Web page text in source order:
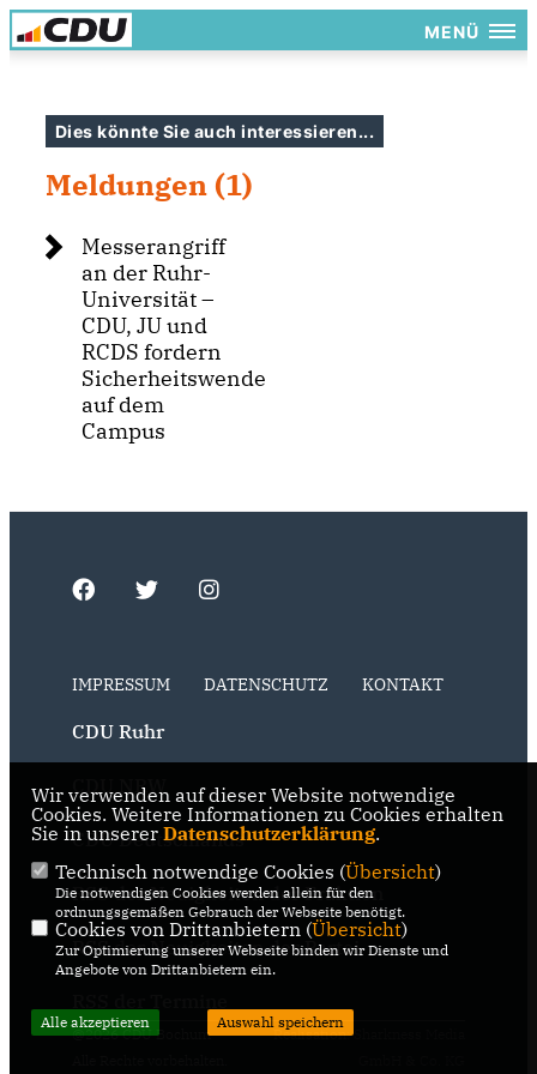
MENÜ
Dies könnte Sie auch interessieren...
Meldungen (1)
Messerangriff
an der Ruhr-
Universität –
CDU, JU und
RCDS fordern
Sicherheitswende
auf dem
Campus
IMPRESSUM DATENSCHUTZ KONTAKT
CDU Ruhr
CDU NRW
CDU Deutschlands
RSS der Neuigkeiten der Fraktion
RSS der Neuigkeiten der Partei
@2026 CDU Bochum
Realisation: Sharkness Media
Wir verwenden auf dieser Website notwendige
Cookies. Weitere Informationen zu Cookies erhalten
Sie in unserer Datenschutzerklärung.
Technisch notwendige Cookies (Übersicht)
Die notwendigen Cookies werden allein für den
ordnungsgemäßen Gebrauch der Webseite benötigt.
Cookies von Drittanbietern (Übersicht)
Zur Optimierung unserer Webseite binden wir Dienste und
Angebote von Drittanbietern ein.
Alle akzeptieren Auswahl speichern